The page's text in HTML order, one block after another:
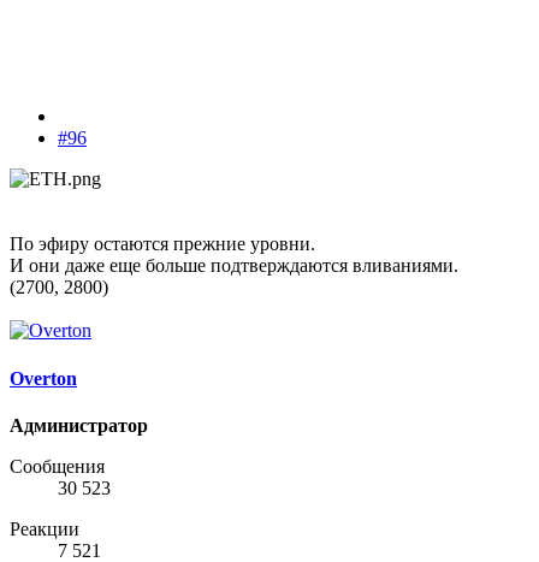
#96
По эфиру остаются прежние уровни.
И они даже еще больше подтверждаются вливаниями.
(2700, 2800)
Overton
Администратор
Сообщения
30 523
Реакции
7 521